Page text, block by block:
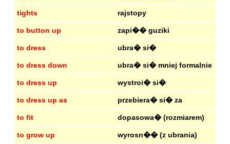
tights rajstopy
to button up zapi�� guziki
to dress ubra� si�
to dress down ubra� si� mniej formalnie
to dress up wystroi� si�
to dress up as przebiera� si� za
to fit dopasowa� (rozmiarem)
to grow up wyrosn�� (z ubrania)